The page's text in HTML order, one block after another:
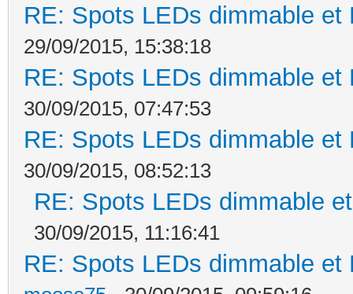
RE: Spots LEDs dimmable
29/09/2015, 15:38:18
RE: Spots LEDs dimmable
30/09/2015, 07:47:53
RE: Spots LEDs dimmable
30/09/2015, 08:52:13
RE: Spots LEDs dimmable
30/09/2015, 11:16:41
RE: Spots LEDs dimmable